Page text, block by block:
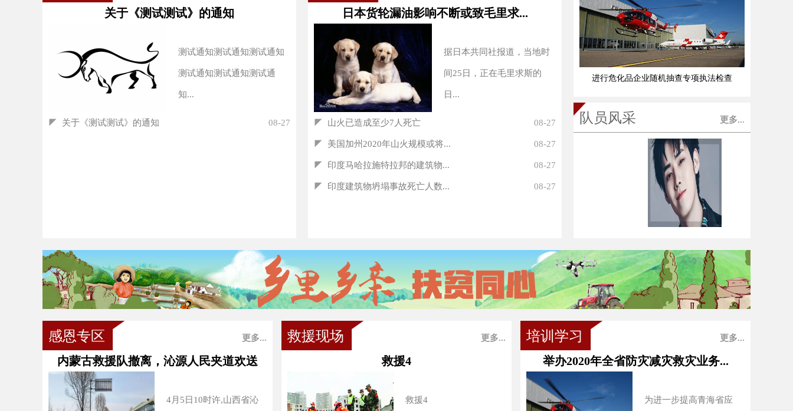
关于《测试测试》的通知
测试通知测试通知测试通知
测试通知测试通知测试通
知...
◤ 关于《测试测试》的通知 08-27
日本货轮漏油影响不断或致毛里求...
据日本共同社报道，当地时
间25日，正在毛里求斯的
日...
◤ 山火已造成至少7人死亡 08-27
◤ 美国加州2020年山火规模或将... 08-27
◤ 印度马哈拉施特拉邦的建筑物... 08-27
◤ 印度建筑物坍塌事故死亡人数... 08-27
进行危化品企业随机抽查专项执法检查
队员风采 更多...
感恩专区 更多...
内蒙古救援队撤离，沁源人民夹道欢送
4月5日10时许,山西省沁
救援现场 更多...
救援4
救援4
培训学习 更多...
举办2020年全省防灾减灾救灾业务...
为进一步提高青海省应